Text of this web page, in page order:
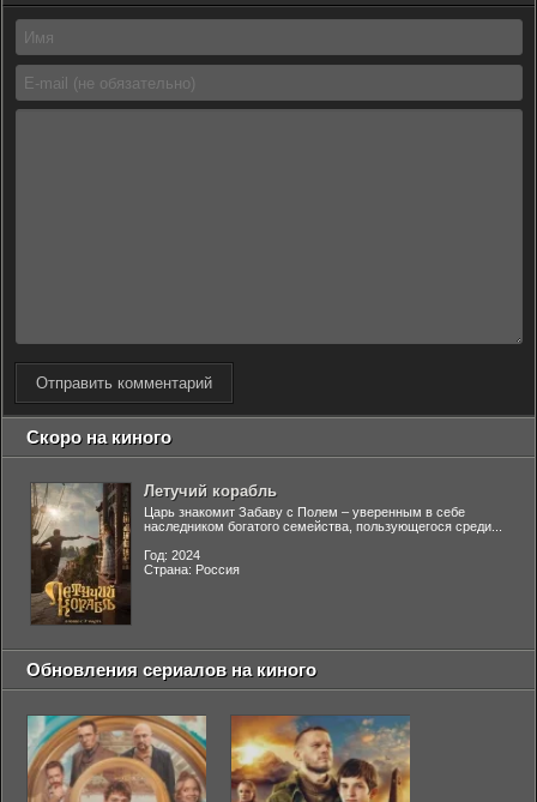
Отправить комментарий
Скоро на киного
Летучий корабль
Царь знакомит Забаву с Полем – уверенным в себе
наследником богатого семейства, пользующегося среди...
Год: 2024
Страна: Россия
Обновления сериалов на киного